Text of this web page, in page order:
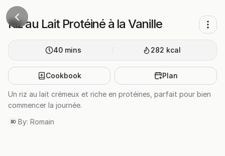
Riz au Lait Protéiné à la Vanille
40 mins 282 kcal
Cookbook Plan
Un riz au lait crémeux et riche en protéines, parfait pour bien
commencer la journée.
RO By: Romain